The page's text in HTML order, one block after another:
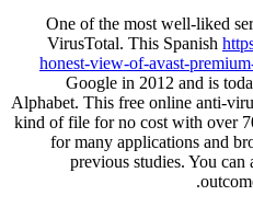
One of the most well-liked
VirusTotal. This Spanish
honest-view-of-avast-
Google in 2012 and is
Alphabet. This free online anti-
kind of file for no cost with over
for many applications and
previous studies. You